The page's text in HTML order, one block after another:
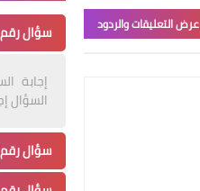
عرض التعليقات والردود سؤال رقم 1
إجابة
السؤال
سؤال رقم 2